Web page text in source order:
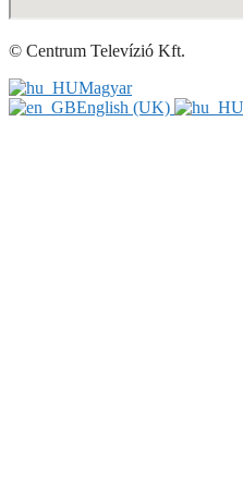
© Centrum Televízió Kft.
Magyar
English (UK)